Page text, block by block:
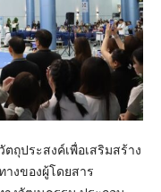
ถุประสงค์เพื่อเสริมสร้าง
งของผู้โดยสาร